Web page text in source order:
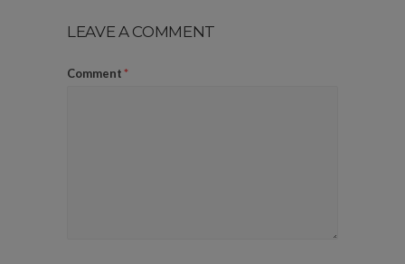
LEAVE A COMMENT
Comment*